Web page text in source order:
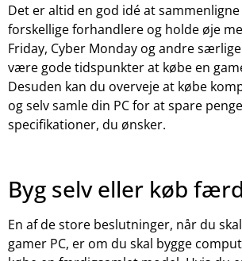
Det er altid en god idé at
forskellige forhandlere og holde øje
Friday, Cyber Monday og andre
være gode tidspunkter at købe en
Desuden kan du overveje at købe
og selv samle din PC for at spare
specifikationer, du ønsker.
Byg selv eller køb
En af de store beslutninger, når du
gamer PC, er om du skal bygge